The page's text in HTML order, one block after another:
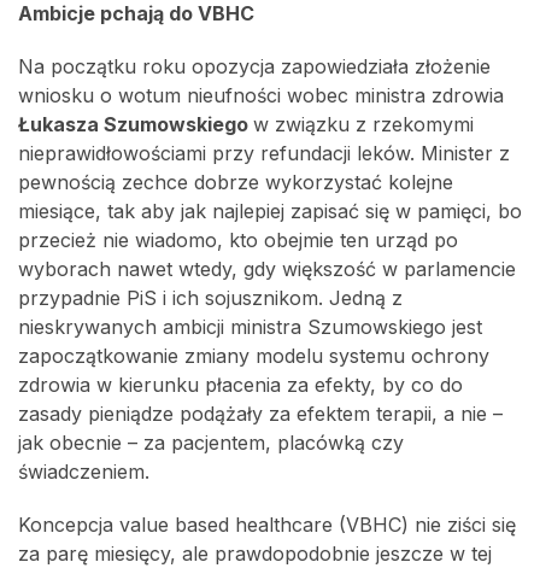
Ambicje pchają do VBHC
Na początku roku opozycja zapowiedziała złożenie
wniosku o wotum nieufności wobec ministra zdrowia
Łukasza Szumowskiego w związku z rzekomymi
nieprawidłowościami przy refundacji leków. Minister z
pewnością zechce dobrze wykorzystać kolejne
miesiące, tak aby jak najlepiej zapisać się w pamięci, bo
przecież nie wiadomo, kto obejmie ten urząd po
wyborach nawet wtedy, gdy większość w parlamencie
przypadnie PiS i ich sojusznikom. Jedną z
nieskrywanych ambicji ministra Szumowskiego jest
zapoczątkowanie zmiany modelu systemu ochrony
zdrowia w kierunku płacenia za efekty, by co do
zasady pieniądze podążały za efektem terapii, a nie –
jak obecnie – za pacjentem, placówką czy
świadczeniem.
Koncepcja value based healthcare (VBHC) nie ziści się
za parę miesięcy, ale prawdopodobnie jeszcze w tej